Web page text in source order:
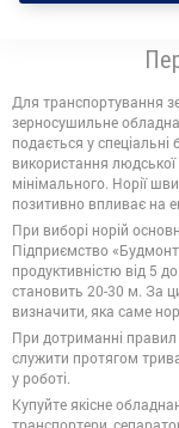
Для транспортування
зерносушильне
подається у
використання людської
мінімального. Норії
позитивно впливає на
При виборі норій
Підприємство
продуктивністю від 5
становить 20-30 м. За
визначити, яка саме
При дотриманні правил
служити протягом
у роботі.
Купуйте якісне